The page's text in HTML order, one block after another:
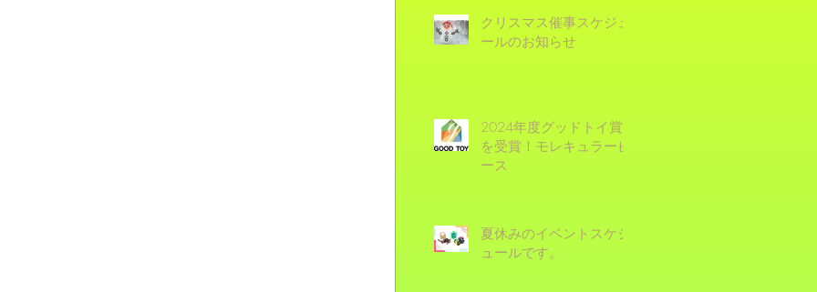
クリスマス催事スケジュ
ールのお知らせ
2024年度グッドトイ賞
を受賞！モレキュラーピ
ース
夏休みのイベントスケジ
ュールです。